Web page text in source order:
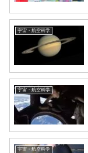
宇宙・航空科学
宇宙・航空科学
宇宙・航空科学